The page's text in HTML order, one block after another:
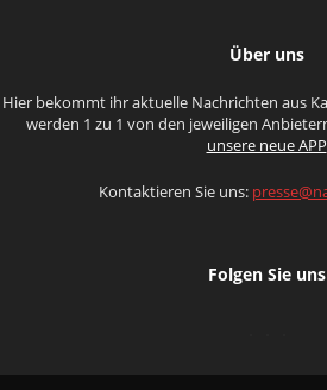
Über uns
Hier bekommt ihr aktuelle Nachrichten aus
werden 1 zu 1 von den jeweiligen
unsere neue APP
Kontaktieren Sie uns:
Folgen Sie uns